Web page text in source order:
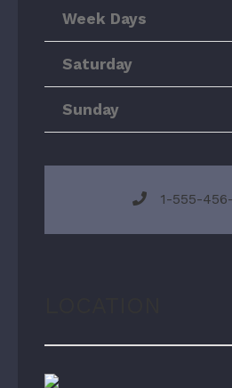
Week Days
Saturday
Sunday
1-555-456-